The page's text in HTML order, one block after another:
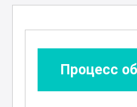
профилактики
последними
Процесс